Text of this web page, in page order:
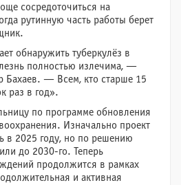
сосредоточиться на
рутинную часть работы берет
обнаружить туберкулёз в
полностью излечима, —
Бахаев. — Всем, кто старше 15
раз в год».
по программе обновления
Изначально проект
в 2025 году, но по решению
до 2030-го. Теперь
продолжится в рамках
и активная